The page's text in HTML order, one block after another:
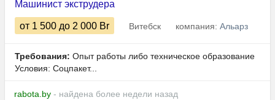
Машинист экструдера
от 1 500 до 2 000 Br Витебск компания: Альарз
Требования: Опыт работы либо техническое образование
Условия: Соцпакет...
rabota.by - найдена более недели назад